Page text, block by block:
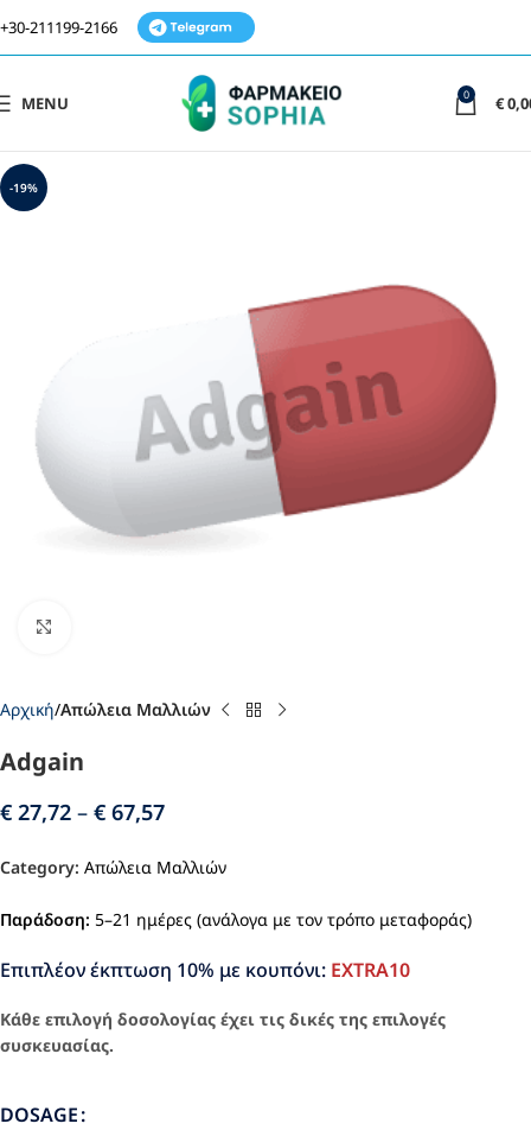
+30-211199-2166
MENU 0 €
-19%
Αρχική Απώλεια Μαλλιών
Adgain
€ 27,72 – € 67,57
Category: Απώλεια Μαλλιών
Παράδοση: 5–21 ημέρες (ανάλογα με τον τρόπο μεταφοράς)
Επιπλέον έκπτωση 10% με κουπόνι: EXTRA10
Κάθε επιλογή δοσολογίας έχει τις δικές της επιλογές
συσκευασίας.
DOSAGE